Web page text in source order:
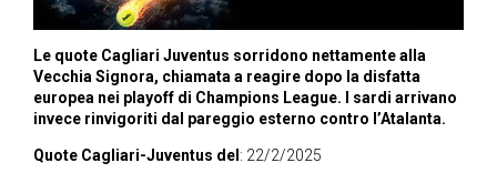
Le quote Cagliari Juventus sorridono nettamente alla
Vecchia Signora, chiamata a reagire dopo la disfatta
europea nei playoff di Champions League. I sardi arrivano
invece rinvigoriti dal pareggio esterno contro l’Atalanta.
Quote Cagliari-Juventus del : 22/2/2025